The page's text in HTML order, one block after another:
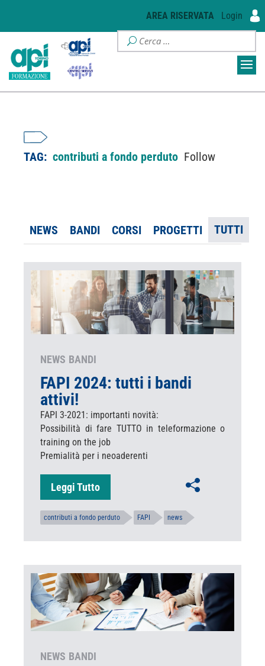
AREA RISERVATA Login
TAG: contributi a fondo perduto Follow
NEWS BANDI CORSI PROGETTI TUTTI
NEWS BANDI
FAPI 2024: tutti i bandi
attivi!
FAPI 3-2021: importanti novità:
Possibilità di fare TUTTO in teleformazione o
training on the job
Premialità per i neoaderenti
Leggi Tutto
contributi a fondo perduto FAPI news
NEWS BANDI